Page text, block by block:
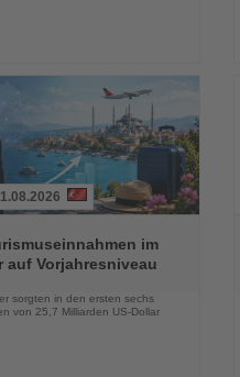
im
auf Vorjahresniveau
sorgten in den ersten sechs
von 25,7 Milliarden US-Dollar